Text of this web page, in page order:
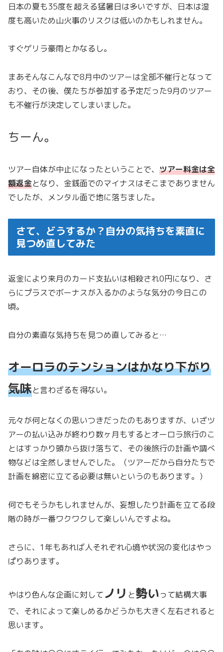
日本の夏も35度を超える猛暑日は多いですが、日本は湿
度も高いため山火事のリスクは低いのかもしれません。
すぐゲリラ豪雨とかなるし。
まあそんなこんなで8月中のツアーは全部不催行となって
おり、その後、僕たちが参加する予定だった9月のツアー
も不催行が決定してしまいました。
ちーん。
ツアー自体が中止になったということで、 ツアー料金は全
額返金となり、金銭面でのマイナスはそこまでありません
でしたが、メンタル面で地に落ちました。
さて、どうするか？自分の気持ちを素直に
見つめ直してみた
返金により来月のカード支払いは相殺され0円になり、さ
らにプラスでボーナスが入るかのような気分の今日この
頃。
自分の素直な気持ちを見つめ直してみると…
オーロラのテンションはかなり下がり
気味と言わざるを得ない。
元々が何となくの思いつきだったのもありますが、いざツ
アーの払い込みが終わり数ヶ月もするとオーロラ旅行のこ
とはすっかり頭から抜け落ちて、その後旅行の計画や調べ
物などは全然しませんでした。（ツアーだから自分たちで
計画を綿密に立てる必要は無いというのもあります。）
何でもそうかもしれませんが、妄想したり計画を立てる段
階の時が一番ワクワクして楽しいんですよね。
さらに、1年もあれば人それぞれ心境や状況の変化はやっ
ぱりあります。
やはり色んな企画に対してノリ と勢いって結構大事
で、それによって楽しめるかどうかも大きく左右されると
思います。